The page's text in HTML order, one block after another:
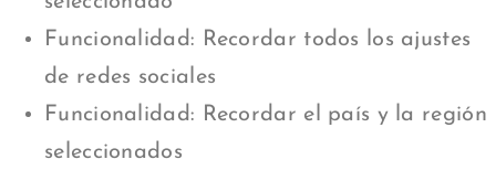
Funcionalidad: Recordar todos los ajustes
de redes sociales
Funcionalidad: Recordar el país y la región
seleccionados